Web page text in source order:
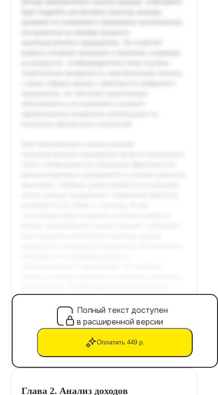
Полный текст доступен
в расширенной версии
Оплатить 449 р.
Глава 2. Анализ доходов